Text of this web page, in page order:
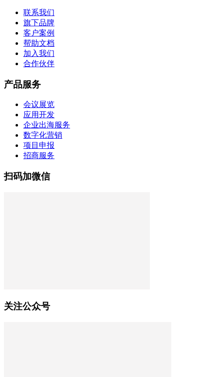
联系我们
旗下品牌
客户案例
帮助文档
加入我们
合作伙伴
产品服务
会议展览
应用开发
企业出海服务
数字化营销
项目申报
招商服务
扫码加微信
关注公众号